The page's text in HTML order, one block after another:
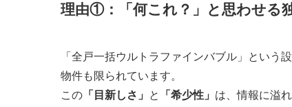
理由①： 「何これ？」 と思わせる
「全戸一括ウルトラファインバブル」という
物件も限られています。
この 「目新しさ」 と 「希少性」 は、情報に溢